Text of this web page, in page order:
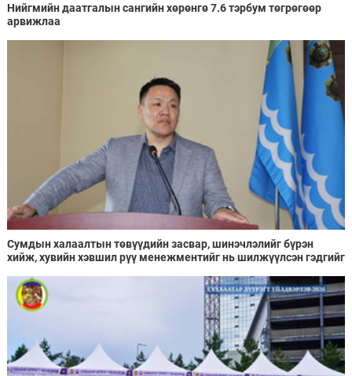
Нийгмийн даатгалын сангийн хөрөнгө 7.6 тэрбум төгрөгөөр
арвижлаа
Сумдын халаалтын төвүүдийн засвар, шинэчлэлийг бүрэн
хийж, хувийн хэвшил рүү менежментийг нь шилжүүлсэн гэдгийг